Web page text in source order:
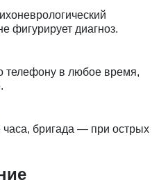
фигурирует диагноз.
телефону в любое время,
часа, бригада — при острых